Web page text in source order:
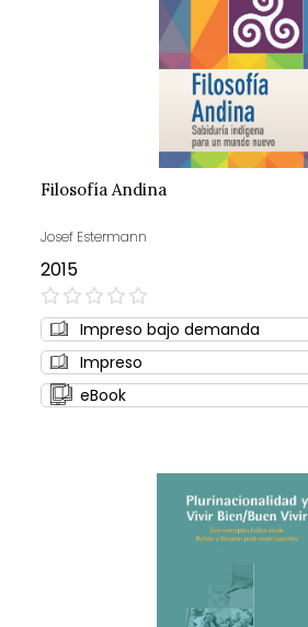
Filosofía Andina
Josef Estermann
2015
0%
Impreso bajo demanda
Impreso
eBook